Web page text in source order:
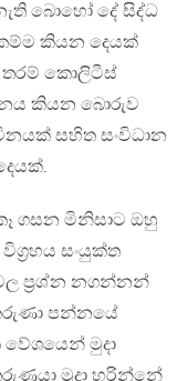
බොහෝ දේ සිද්ධ
කියන දෙයක්
කොලිටීස්
කියන බොරුව
සහිත සංවිධාන
ගසන මිනිසාට ඔහු
සංයුක්ත
ප්‍රශ්න නගන්නන්
පන්නයේ
මුදා
මුදා හරින්නේ